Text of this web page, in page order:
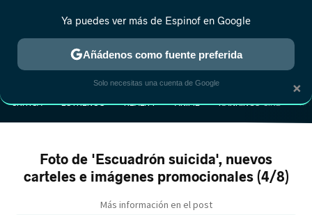
CRÍTICA ESTRENOS REALITY ANIME RANKINGS CINE
Foto de 'Escuadrón suicida', nuevos
carteles e imágenes promocionales (4/8)
Más información en el post
×
Ya puedes ver más de Espinof en Google
Añádenos como fuente preferida
Solo necesitas una cuenta de Google